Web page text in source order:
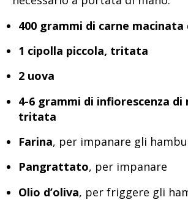
400 grammi di carne macinata
1 cipolla piccola, tritata
2 uova
4-6 grammi di infiorescenza di
tritata
Farina, per impanare gli
Pangrattato, per impanare
Olio d’oliva, per friggere gli